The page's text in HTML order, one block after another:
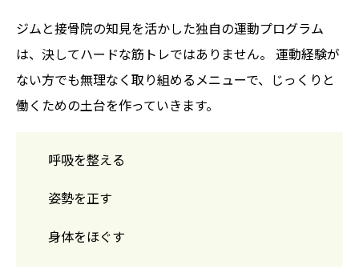
ジムと接骨院の知見を活かした独自の運動プログラム
は、決してハードな筋トレではありません。 運動経験が
ない方でも無理なく取り組めるメニューで、じっくりと
働くための土台を作っていきます。
呼吸を整える
姿勢を正す
身体をほぐす